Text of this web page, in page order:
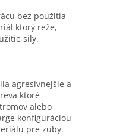
bez použitia
ktorý reže,
sily.
agresívnejšie a
ktoré
alebo
konfiguráciou
pre zuby.